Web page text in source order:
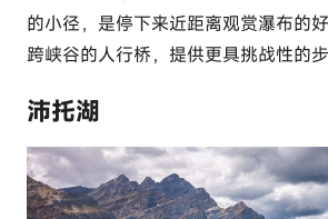
的小径，是停下来近距离观赏瀑布的
跨峡谷的人行桥，提供更具挑战性的步
沛托湖